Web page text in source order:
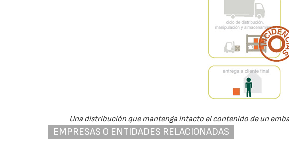
Una distribución que mantenga intacto el contenido de un
EMPRESAS O ENTIDADES RELACIONADAS